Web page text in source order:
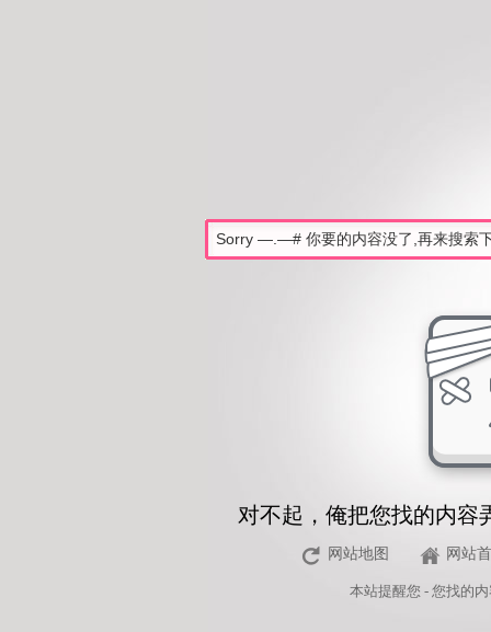
对不起，俺把您找的内容
网站地图 网站
本站提醒您 - 您找的